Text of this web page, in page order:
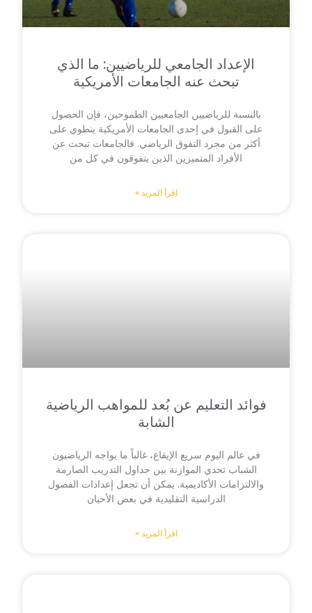
الإعداد الجامعي للرياضيين: ما الذي
تبحث عنه الجامعات الأمريكية
بالنسبة للرياضيين الجامعيين الطموحين، فإن الحصول
على القبول في إحدى الجامعات الأمريكية ينطوي على
أكثر من مجرد التفوق الرياضي. فالجامعات تبحث عن
الأفراد المتميزين الذين يتفوقون في كل من
اقرأ المزيد »
فوائد التعليم عن بُعد للمواهب الرياضية
الشابة
في عالم اليوم سريع الإيقاع، غالباً ما يواجه الرياضيون
الشباب تحدي الموازنة بين جداول التدريب الصارمة
والالتزامات الأكاديمية. يمكن أن تجعل إعدادات الفصول
الدراسية التقليدية في بعض الأحيان
اقرأ المزيد »